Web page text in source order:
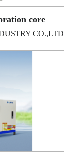
core
CO.,LTD